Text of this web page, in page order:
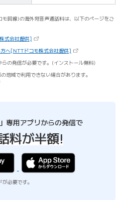
回線)の海外宛音声通話料は、以下のページをご
式会社提供] （新しいタブで開きます）
へ[NTTドコモ株式会社提供] （新しいタブで開きま
タブで開きます）
らの発信が必要です。(インストール無料)
地域で利用できない場合があります。
しいタブで開きます）
専用アプリからの発信で
料が半額!
必要です。